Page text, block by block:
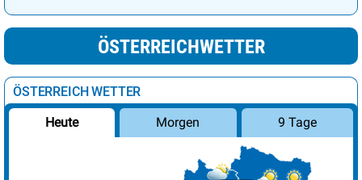
ÖSTERREICHWETTER
ÖSTERREICH WETTER
Heute Morgen 9 Tage